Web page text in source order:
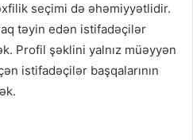
seçimi də əhəmiyyətlidir.
təyin edən istifadəçilər
Profil şəklini yalnız müəyyən
istifadəçilər başqalarının